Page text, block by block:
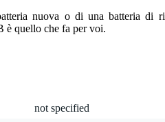
nuova o di una batteria di
è quello che fa per voi.
not specified